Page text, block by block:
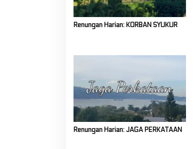
Renungan Harian: KORBAN SYUKUR
Renungan Harian: JAGA PERKATAAN